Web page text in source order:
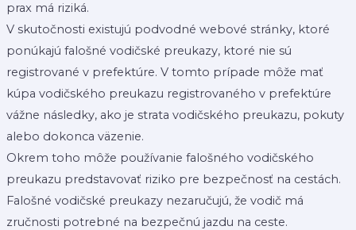
prax má riziká.
V skutočnosti existujú podvodné webové stránky, ktoré
ponúkajú falošné vodičské preukazy, ktoré nie sú
registrované v prefektúre. V tomto prípade môže mať
kúpa vodičského preukazu registrovaného v prefektúre
vážne následky, ako je strata vodičského preukazu, pokuty
alebo dokonca väzenie.
Okrem toho môže používanie falošného vodičského
preukazu predstavovať riziko pre bezpečnosť na cestách.
Falošné vodičské preukazy nezaručujú, že vodič má
zručnosti potrebné na bezpečnú jazdu na ceste.